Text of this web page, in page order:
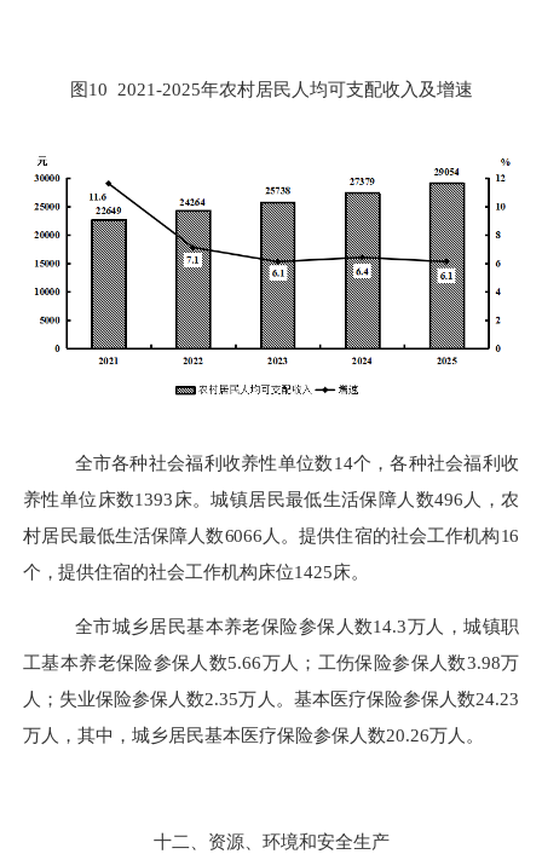
图10 2021-2025年农村居民人均可支配收入及增速
全市各种社会福利收养性单位数14个，各种社会福利收
养性单位床数1393 床。城镇居民最低生活保障人数496 人，农
村居民最低生活保障人数6066 人。提供住宿的社会工作机构16
个，提供住宿的社会工作机构床位1425床。
全市城乡居民基本养老保险参保人数14.3万人，城镇职
工基本养老保险参保人数5.66万人；工伤保险参保人数3.98万
人；失业保险参保人数2.35万人。基本医疗保险参保人数24.23
万人，其中，城乡居民基本医疗保险参保人数20.26万人。
十二、资源、环境和安全生产